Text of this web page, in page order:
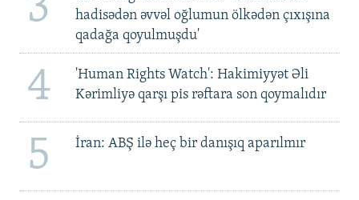
hadisədən əvvəl oğlumun ölkədən çıxışına
qadağa qoyulmuşdu'
4
'Human Rights Watch': Hakimiyyət Əli
Kərimliyə qarşı pis rəftara son qoymalıdır
5 İran: ABŞ ilə heç bir danışıq aparılmır